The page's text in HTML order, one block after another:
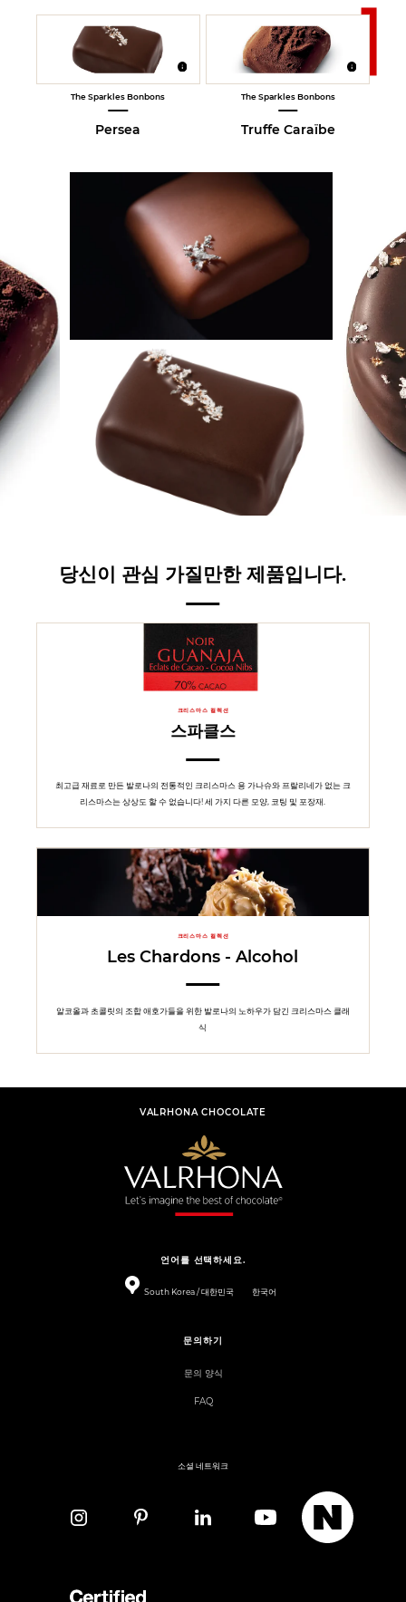
The Sparkles Bonbons
Persea
The Sparkles Bonbons
Truffe Caraïbe
당신이 관심 가질만한 제품입니다.
크리스마스 컬렉션
스파클스
최고급 재료로 만든 발로나의 전통적인 크리스마스 용 가나슈와 프랄리네가 없는 크
리스마스는 상상도 할 수 없습니다! 세 가지 다른 모양, 코팅 및 포장재.
크리스마스 컬렉션
Les Chardons - Alcohol
알코올과 초콜릿의 조합 애호가들을 위한 발로나의 노하우가 담긴 크리스마스 클래
식
VALRHONA CHOCOLATE
언어를 선택하세요.
South Korea / 대한민국 한국어
문의하기
문의 양식
FAQ
소셜 네트워크